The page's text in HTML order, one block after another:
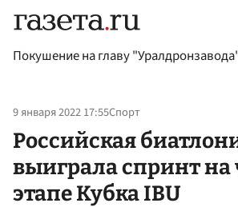
Покушение на главу
9 января 2022 17:55Спорт
Российская
выиграла спринт на
этапе Кубка IBU